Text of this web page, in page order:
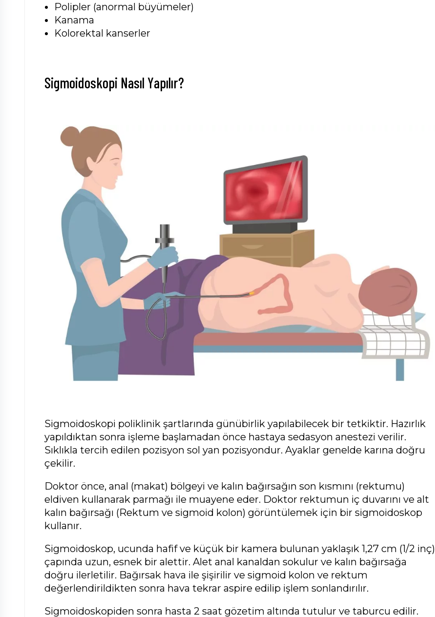
Polipler (anormal büyümeler)
Kanama
Kolorektal kanserler
Sigmoidoskopi Nasıl Yapılır?
Sigmoidoskopi poliklinik şartlarında günübirlik yapılabilecek bir tetkiktir. Hazırlık
yapıldıktan sonra işleme başlamadan önce hastaya sedasyon anestezi verilir.
Sıklıkla tercih edilen pozisyon sol yan pozisyondur. Ayaklar genelde karına doğru
çekilir.
Doktor önce, anal (makat) bölgeyi ve kalın bağırsağın son kısmını (rektumu)
eldiven kullanarak parmağı ile muayene eder. Doktor rektumun iç duvarını ve alt
kalın bağırsağı (Rektum ve sigmoid kolon) görüntülemek için bir sigmoidoskop
kullanır.
Sigmoidoskop, ucunda hafif ve küçük bir kamera bulunan yaklaşık 1,27 cm (1/2 inç)
çapında uzun, esnek bir alettir. Alet anal kanaldan sokulur ve kalın bağırsağa
doğru ilerletilir. Bağırsak hava ile şişirilir ve sigmoid kolon ve rektum
değerlendirildikten sonra hava tekrar aspire edilip işlem sonlandırılır.
Sigmoidoskopiden sonra hasta 2 saat gözetim altında tutulur ve taburcu edilir.